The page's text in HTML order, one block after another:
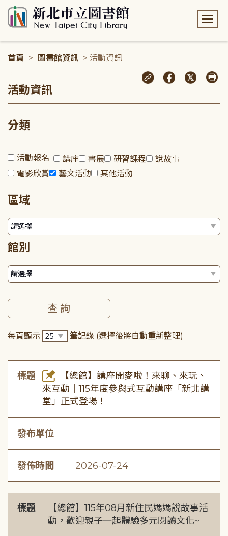
首頁 > 圖書館資訊 > 活動資訊
活動資訊
分類
活動報名 講座 書展 研習課程
說故事
電影欣賞
藝文活動 其他活動
區域
館別
每頁顯示 筆記錄 (選擇後將自動重新整理)
標題
【總館】講座開麥啦！來聊、來玩、
來互動｜115年度參與式互動講座「新北講
堂」正式登場！
發布單位
發佈時間 2026-07-24
標題
【總館】115年08月新住民媽媽說故事活
動，歡迎親子一起體驗多元閱讀文化~